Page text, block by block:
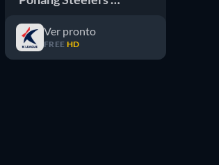
Ver pronto
FREE HD